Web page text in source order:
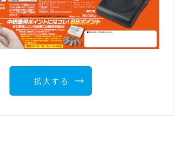
拡大する